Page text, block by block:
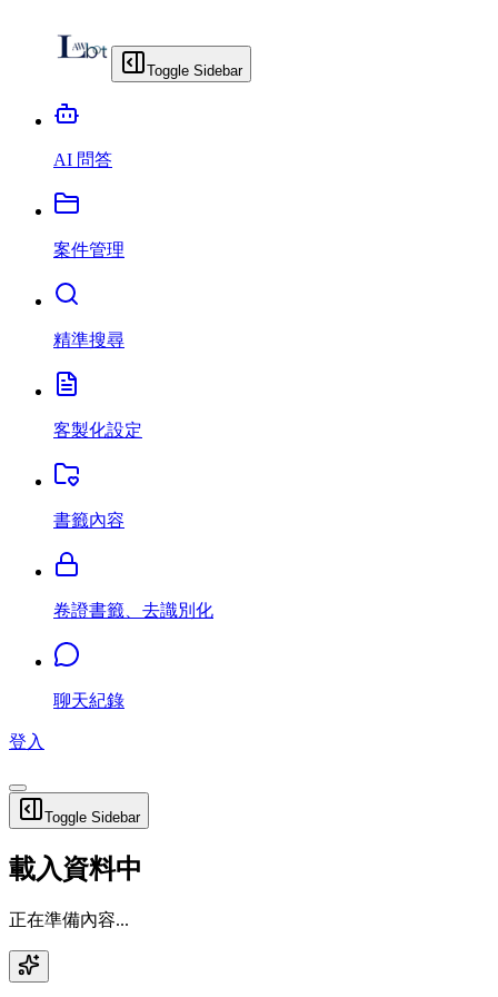
Toggle Sidebar
AI 問答
案件管理
精準搜尋
客製化設定
書籤內容
卷證書籤、去識別化
聊天紀錄
登入
Toggle Sidebar
載入資料中
正在準備內容...